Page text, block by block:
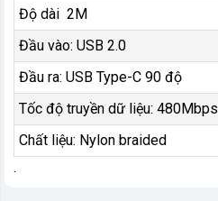
Độ dài 2M
Đầu vào: USB 2.0
Đầu ra: USB Type-C 90 độ
Tốc độ truyền dữ liệu: 480Mbps
Chất liệu: Nylon braided
.